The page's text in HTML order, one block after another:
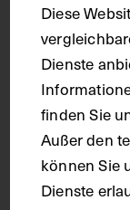
Papier
Technik
Druck
Maße
Diese
Dienste
finden Sie
Außer den
können Sie
Dienste